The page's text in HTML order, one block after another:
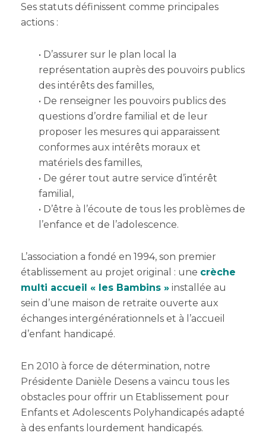
Ses statuts définissent comme principales
actions :
• D’assurer sur le plan local la
représentation auprès des pouvoirs publics
des intérêts des familles,
• De renseigner les pouvoirs publics des
questions d’ordre familial et de leur
proposer les mesures qui apparaissent
conformes aux intérêts moraux et
matériels des familles,
• De gérer tout autre service d’intérêt
familial,
• D’être à l’écoute de tous les problèmes de
l’enfance et de l’adolescence.
L’association a fondé en 1994, son premier
établissement au projet original : une crèche
multi accueil « les Bambins » installée au
sein d’une maison de retraite ouverte aux
échanges intergénérationnels et à l’accueil
d’enfant handicapé.
En 2010 à force de détermination, notre
Présidente Danièle Desens a vaincu tous les
obstacles pour offrir un Etablissement pour
Enfants et Adolescents Polyhandicapés adapté
à des enfants lourdement handicapés.